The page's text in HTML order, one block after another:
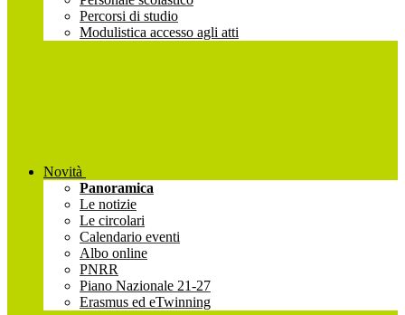
Percorsi di studio
Modulistica accesso agli atti
Novità
Panoramica
Le notizie
Le circolari
Calendario eventi
Albo online
PNRR
Piano Nazionale 21-27
Erasmus ed eTwinning